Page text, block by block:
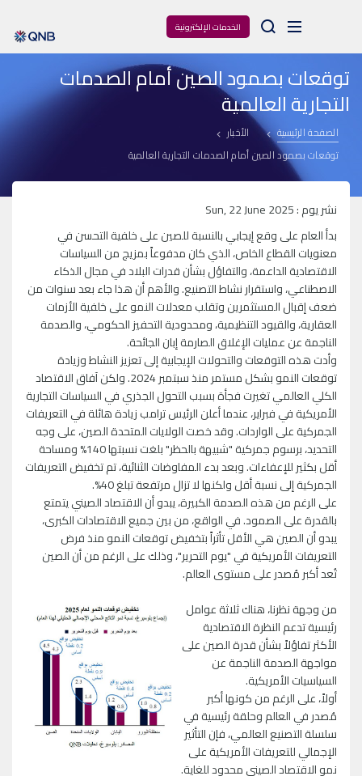
الخدمات الإلكترونية Arama
توقعات بصمود الصين أمام الصدمات
التجارية العالمية
الصفحة الرئيسية
الأخبار
توقعات بصمود الصين أمام الصدمات التجارية العالمية
نشر يوم : Sun, 22 June 2025
بدأ العام على وقع إيجابي بالنسبة للصين على خلفية التحسن في
معنويات القطاع الخاص، الذي كان مدفوعاً بمزيج من السياسات
الاقتصادية الداعمة، والتفاؤل بشأن قدرات البلاد في مجال الذكاء
الاصطناعي، واستقرار نشاط التصنيع. والأهم أن هذا جاء بعد سنوات من
ضعف إقبال المستثمرين وتقلب معدلات النمو على خلفية الأزمات
العقارية، والقيود التنظيمية، ومحدودية التحفيز الحكومي، والصدمة
الناجمة عن عمليات الإغلاق الصارمة إبان الجائحة.
وأدت هذه التوقعات والتحولات الإيجابية إلى تعزيز النشاط وزيادة
توقعات النمو بشكل مستمر منذ سبتمبر 2024. ولكن آفاق الاقتصاد
الكلي العالمي تغيرت فجأة بسبب التحول الجذري في السياسات التجارية
الأمريكية في فبراير، عندما أعلن الرئيس ترامب زيادة هائلة في التعريفات
الجمركية على الواردات. وقد خصت الولايات المتحدة الصين، على وجه
التحديد، برسوم جمركية "شبيهة بالحظر" بلغت نسبتها 140% ومساحة
أقل بكثير للإعفاءات. وبعد بدء المفاوضات الثنائية، تم تخفيض التعريفات
الجمركية إلى نسبة أقل ولكنها لا تزال مرتفعة تبلغ 40%.
على الرغم من هذه الصدمة الكبيرة، يبدو أن الاقتصاد الصيني يتمتع
بالقدرة على الصمود. في الواقع، من بين جميع الاقتصادات الكبرى،
يبدو أن الصين هي الأقل تأثراً بتخفيض توقعات النمو منذ فرض
التعريفات الأمريكية في "يوم التحرير"، وذلك على الرغم من أن الصين
تُعد أكبر مُصدر على مستوى العالم.
من وجهة نظرنا، هناك ثلاثة عوامل
رئيسية تدعم النظرة الاقتصادية
الأكثر تفاؤلاً بشأن قدرة الصين على
مواجهة الصدمة الناجمة عن
السياسيات الأمريكية.
أولاً، على الرغم من كونها أكبر
مُصدر في العالم وحلقة رئيسية في
سلسلة التصنيع العالمي، فإن التأثير
الإجمالي للتعريفات الأمريكية على
نمو الاقتصاد الصيني محدود للغاية.